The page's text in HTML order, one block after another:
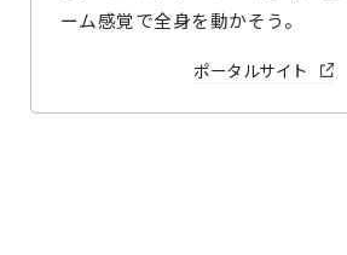
ーム感覚で全身を動かそう。
ポータルサイト